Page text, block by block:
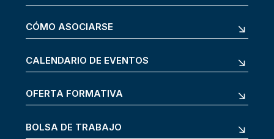
CÓMO ASOCIARSE
CALENDARIO DE EVENTOS
OFERTA FORMATIVA
BOLSA DE TRABAJO